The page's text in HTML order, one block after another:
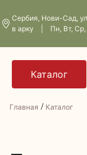
Сербия, Нови-Сад,
в арку | Пн, Вт, Ср,
Главная / Каталог